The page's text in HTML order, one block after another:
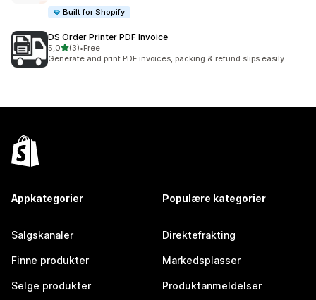
Built for Shopify
DS Order Printer PDF Invoice
5,0av 5 stjerner
(3)
Totalt 3 omtaler
•Free
Generate and print PDF invoices, packing & refund slips easily
Appkategorier
Salgskanaler
Finne produkter
Selge produkter
Populære kategorier
Direktefrakting
Markedsplasser
Produktanmeldelser